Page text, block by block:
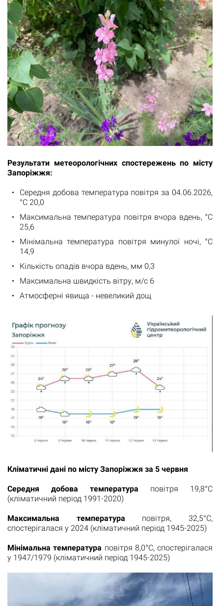
Результати метеорологічних спостережень по місту
Запоріжжя:
Середня добова температура повітря за 04.06.2026,
°С 20,0
Максимальна температура повітря вчора вдень, °С
25,6
Мінімальна температура повітря минулої ночі, °С
14,9
Кількість опадів вчора вдень, мм 0,3
Максимальна швидкість вітру, м/с 6
Атмосферні явища - невеликий дощ
Кліматичні дані по місту Запоріжжя за 5 червня
Середня добова температура повітря 19,8°С
(кліматичний період 1991-2020)
Максимальна температура повітря, 32,5°С,
спостерігалася у 2024 (кліматичний період 1945-2025)
Мінімальна температура повітря 8,0°С, спостерігалася
у 1947/1979 (кліматичний період 1945-2025)